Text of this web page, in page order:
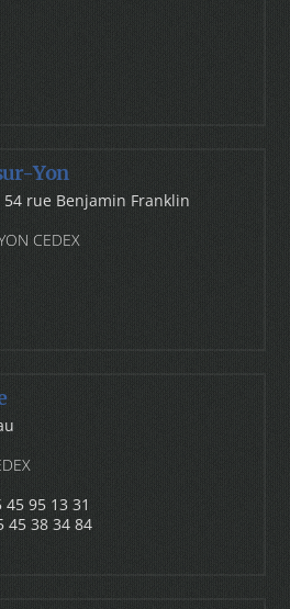
Yon
rue Benjamin Franklin
CEDEX
95 13 31
45 38 34 84